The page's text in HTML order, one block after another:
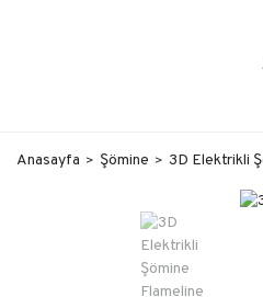
Anasayfa Şömine 3D Elektrikli